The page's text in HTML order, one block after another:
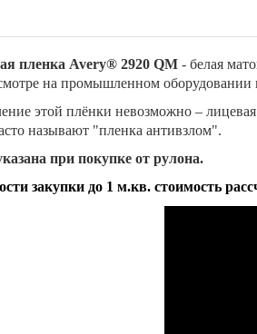
пленка Avery® 2920 QM - белая
на промышленном оборудовании
этой плёнки невозможно –
называют "пленка антивзлом".
при покупке от рулона.
закупки до 1 м.кв. стоимость